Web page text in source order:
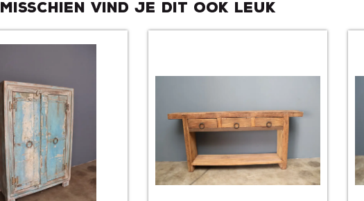
Misschien vind je dit ook leuk